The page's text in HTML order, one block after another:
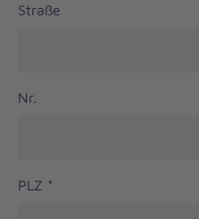
Straße
Nr.
PLZ *